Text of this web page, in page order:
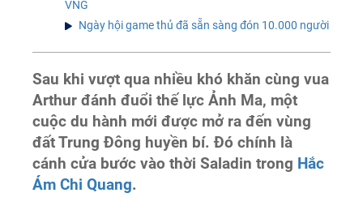
VNG
Ngày hội game thủ đã sẵn sàng đón 10.000 người
Sau khi vượt qua nhiều khó khăn cùng vua
Arthur đánh đuổi thế lực Ảnh Ma, một
cuộc du hành mới được mở ra đến vùng
đất Trung Đông huyền bí. Đó chính là
cánh cửa bước vào thời Saladin trong Hắc
Ám Chi Quang.